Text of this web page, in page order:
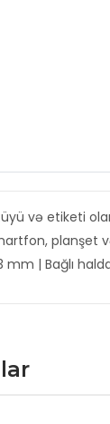
və etiketi
planşet
| Bağlı